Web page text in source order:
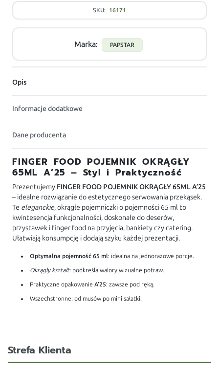
SKU: 16171
Marka: PAPSTAR
Opis
Informacje dodatkowe
Dane producenta
FINGER FOOD POJEMNIK OKRĄGŁY
65ML A’25 – Styl i Praktyczność
Prezentujemy FINGER FOOD POJEMNIK OKRĄGŁY 65ML A’25
– idealne rozwiązanie do estetycznego serwowania przekąsek.
Te eleganckie, okrągłe pojemniczki o pojemności 65 ml to
kwintesencja funkcjonalności, doskonałe do deserów,
przystawek i finger food na przyjęcia, bankiety czy catering.
Ułatwiają konsumpcję i dodają szyku każdej prezentacji.
Optymalna pojemność 65 ml: idealna na jednorazowe porcje.
Okrągły kształt: podkreśla walory wizualne potraw.
Praktyczne opakowanieA’25: zawsze pod ręką.
Wszechstronne: od musów po mini sałatki.
Strefa Klienta